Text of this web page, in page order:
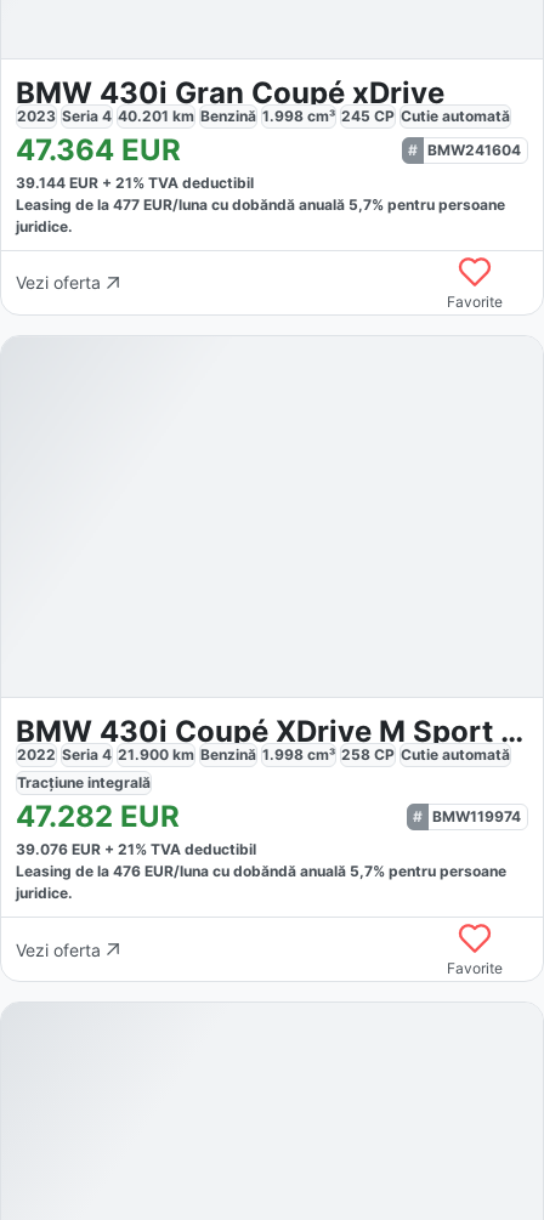
BMW 430i Gran Coupé xDrive
2023 Seria 4 40.201 km Benzină 1.998 cm³ 245 CP Cutie automată
47.364 EUR
BMW241604
39.144 EUR + 21% TVA deductibil
Leasing de la 477 EUR/luna cu dobăndă anuală 5,7% pentru persoane
juridice.
Vezi oferta
Favorite
BMW 430i Coupé XDrive M Sport Package Pro
2022 Seria 4 21.900 km Benzină 1.998 cm³ 258 CP Cutie automată
Tracțiune integrală
47.282 EUR
BMW119974
39.076 EUR + 21% TVA deductibil
Leasing de la 476 EUR/luna cu dobăndă anuală 5,7% pentru persoane
juridice.
Vezi oferta
Favorite